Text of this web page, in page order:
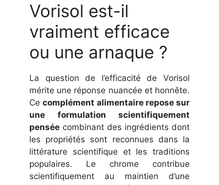
Vorisol est-il
vraiment efficace
ou une arnaque ?
La question de l’efficacité de Vorisol
mérite une réponse nuancée et honnête.
Cecomplément alimentaire repose sur
une formulation scientifiquement
pensée combinant des ingrédients dont
les propriétés sont reconnues dans la
littérature scientifique et les traditions
populaires. Le chrome contribue
scientifiquement au maintien d’une